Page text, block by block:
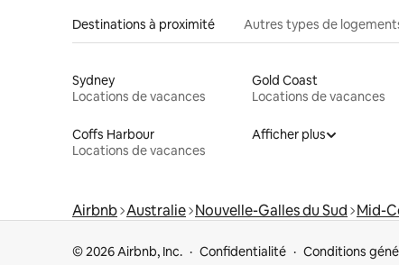
Destinations à proximité Autres types de
Sydney
Locations de vacances
Gold Coast
Locations de vacances
Coffs Harbour
Locations de vacances
Afficher plus
Airbnb Australie Nouvelle-Galles du Sud Mid-
© 2026 Airbnb, Inc. Confidentialité Conditions